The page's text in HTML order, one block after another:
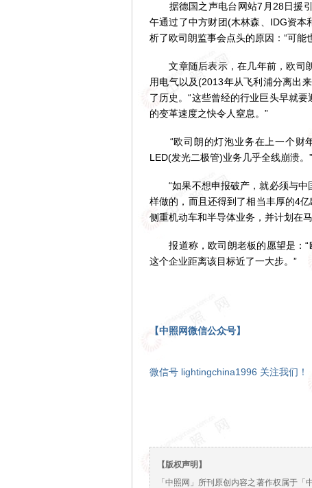
据德国之声电台网站7月28日援引
午通过了中方财团(木林森、IDG资
析了欧司朗监事会点头的原因：“可
文章随后表示，在几年前，欧司朗
用电气以及(2013年从飞利浦分离出
了历史。“这些曾经的行业巨头早就
的变革速度之快令人窒息。”
“欧司朗的灯泡业务在上一个财
LED(发光二极管)业务几乎全线崩溃。”
“如果不想申报破产，就必须与中
样做的，而且还得到了相当丰厚的4
侧重机动车和半导体业务，并计划在
报道称，欧司朗老板的愿望是：“
这个企业距离该目标近了一大步。”
【中照网微信公众号】
微信号 lightingchina1996 关注我们！
【版权声明】
「中照网」所刊原创内容之著作权属于